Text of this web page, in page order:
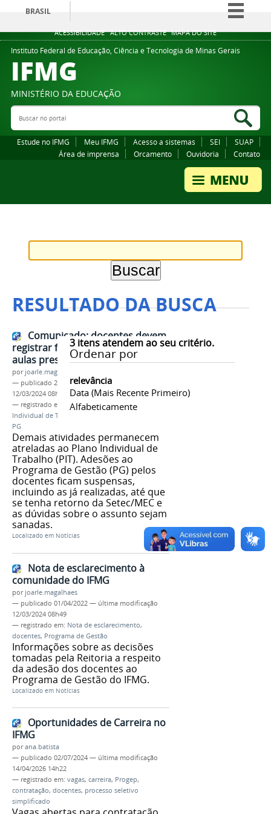
ACESSIBILIDADE ALTO CONTRASTE MAPA DO SITE
BRASIL
Simplifique!
Comunica BR
Legislação
Instituto Federal de Educação, Ciência e Tecnologia de Minas Gerais
IFMG
MINISTÉRIO DA EDUCAÇÃO
Buscar no portal
Estude no IFMG Meu IFMG Acesso a sistemas SEI
SUAP
Área de imprensa
Orcamento Ouvidoria Contato
RESULTADO DA BUSCA
3itens atendem ao seu critério.
Ordenar por
relevância
Data (mais Recente Primeiro)
Alfabeticamente
Comunicado: docentes devem
registrar frequência apenas para
aulas presenciais
por joarle.magalhaes
— publicado 20/04/2022—última modificação
12/03/2024 08h37
— registrado em:
nota oficial,docentes,
Individual de Trabalho
PG
Demais atividades permanecem
atreladas ao Plano Individual de
Trabalho (PIT). Adesões ao
Programa de Gestão (PG) pelos
docentes ficam suspensas,
incluindo as já realizadas, até que
se tenha retorno da Setec/MEC e
as dúvidas sobre o assunto sejam
sanadas.
Localizado em Notícias
Nota de esclarecimento à
comunidade do IFMG
por joarle.magalhaes
— publicado 01/04/2022 — última modificação
12/03/2024 08h49
— registrado em: Nota de esclarecimento,
docentes, Programa de Gestão
Informações sobre as decisões
tomadas pela Reitoria a respeito
da adesão dos docentes ao
Programa de Gestão do IFMG.
Localizado em Notícias
Oportunidades de Carreira no
IFMG
porana.batista
— publicado 02/07/2024 — última modificação
14/04/2026 14h22
— registrado em: vagas, carreira, Progep,
contratação, docentes, processo seletivo
simplificado